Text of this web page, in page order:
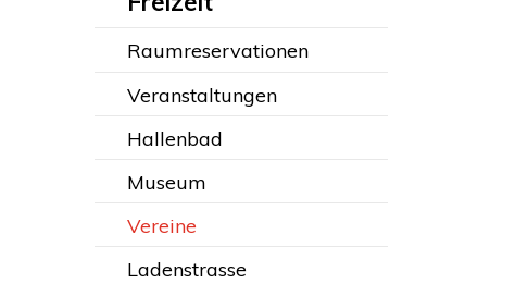
Raumreservationen
Veranstaltungen
Hallenbad
Museum
Vereine
Ladenstrasse